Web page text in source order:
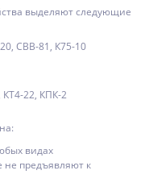
выделяют следующие
CBB-81, К75-10
22, КПК-2
видах
не предъявляют к